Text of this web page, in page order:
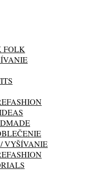
FOLK
VYŠÍVANIE